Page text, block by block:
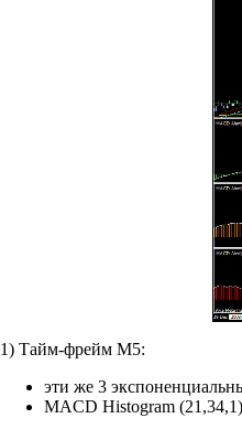
1) Тайм-фрейм M5:
эти же 3
MACD Histogram